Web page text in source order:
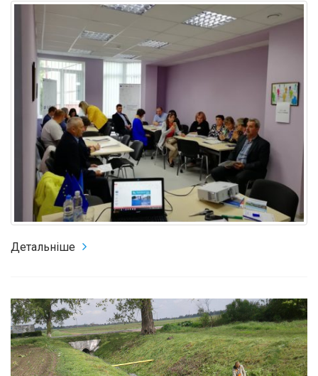
Детальніше